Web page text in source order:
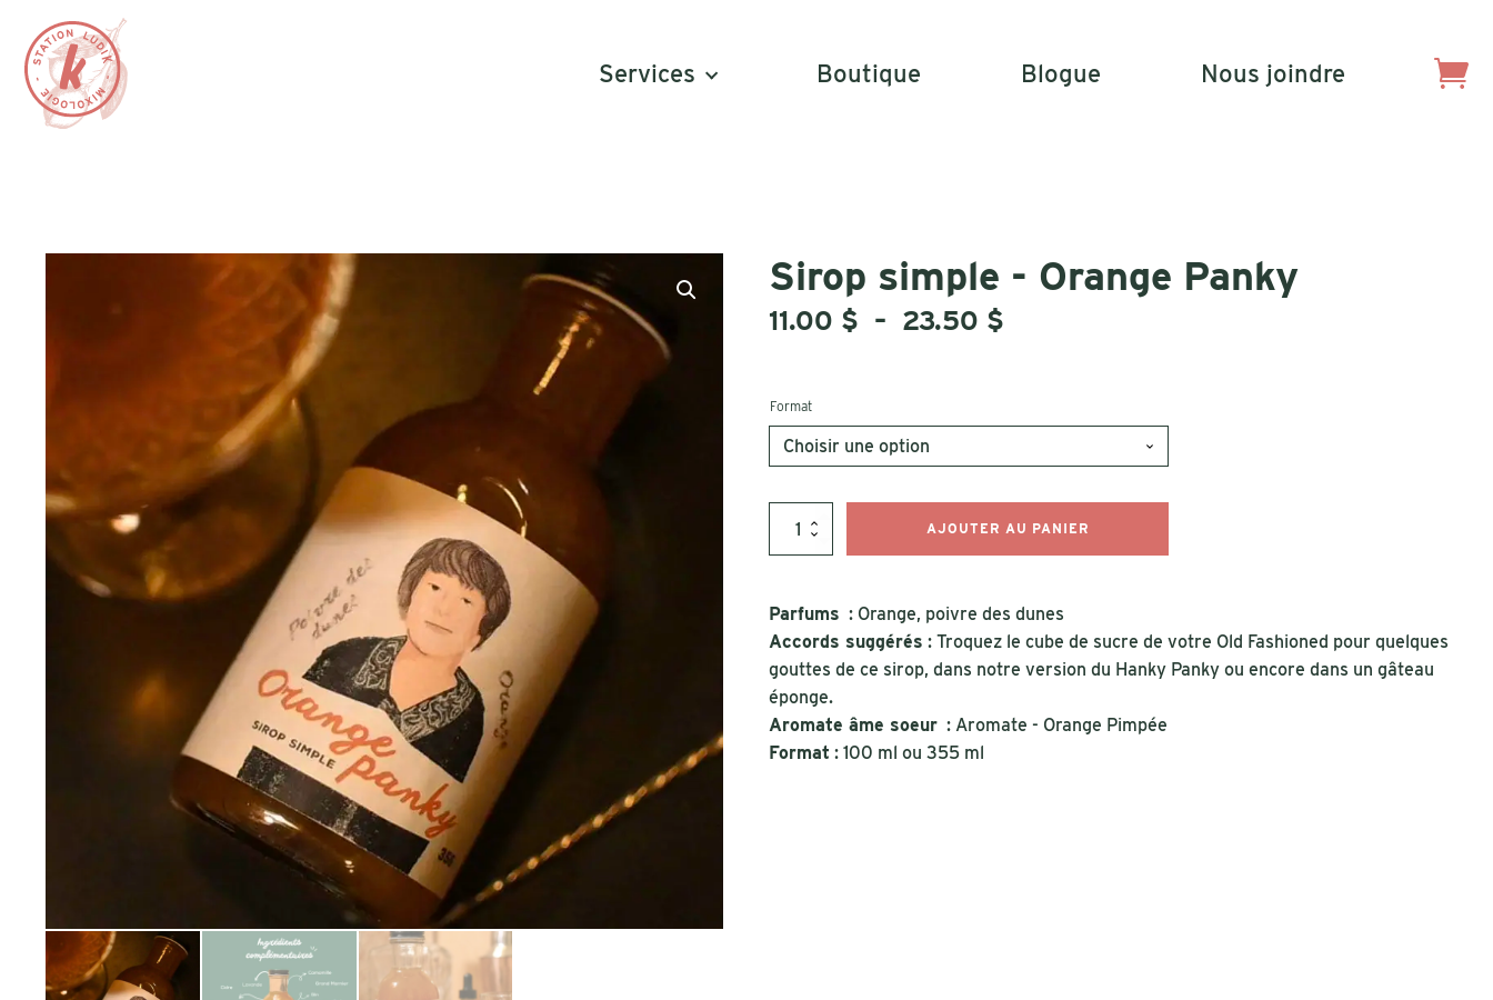
Services Boutique Blogue Nous joindre
Sirop simple - Orange Panky
11.00 $ – 23.50 $
23.50 $
Format
quantité
-
Panky
AJOUTER AU PANIER
Parfums : Orange, poivre des dunes
Accords suggérés : Troquez le cube de sucre de votre Old Fashioned pour quelques
gouttes de ce sirop, dans notre version du Hanky Panky ou encore dans un gâteau
éponge.
Aromate âme soeur : Aromate - Orange Pimpée
Format : 100 ml ou 355 ml